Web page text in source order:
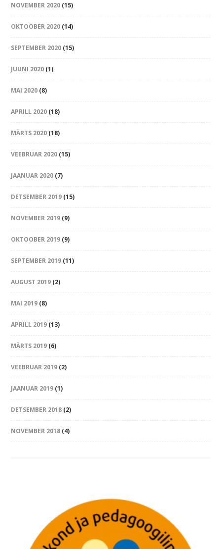
NOVEMBER 2020 (15)
OKTOOBER 2020 (14)
SEPTEMBER 2020 (15)
JUUNI 2020 (1)
MAI 2020 (8)
APRILL 2020 (18)
MÄRTS 2020 (18)
VEEBRUAR 2020 (15)
JAANUAR 2020 (7)
DETSEMBER 2019 (15)
NOVEMBER 2019 (9)
OKTOOBER 2019 (9)
SEPTEMBER 2019 (11)
AUGUST 2019 (2)
MAI 2019 (8)
APRILL 2019 (13)
MÄRTS 2019 (6)
VEEBRUAR 2019 (2)
JAANUAR 2019 (1)
DETSEMBER 2018 (2)
NOVEMBER 2018 (4)